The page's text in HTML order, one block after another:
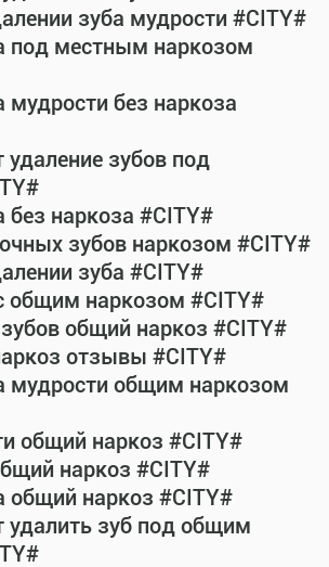
зуба мудрости #CITY#
под местным наркозом
мудрости без наркоза
удаление зубов под
без наркоза #CITY#
зубов наркозом #CITY#
зуба #CITY#
общим наркозом #CITY#
общий наркоз #CITY#
отзывы #CITY#
мудрости общим наркозом
общий наркоз #CITY#
наркоз #CITY#
общий наркоз #CITY#
удалить зуб под общим